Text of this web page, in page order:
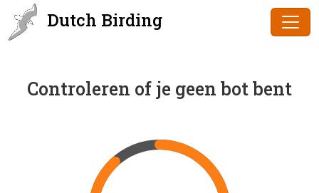
Dutch Birding
Controleren of je geen bot bent